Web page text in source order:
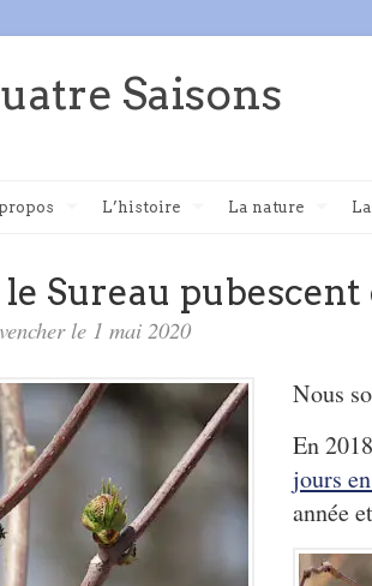
Saisons
L’histoire La nature
le Sureau
le 1 mai 2020
Nous
En
jours
année